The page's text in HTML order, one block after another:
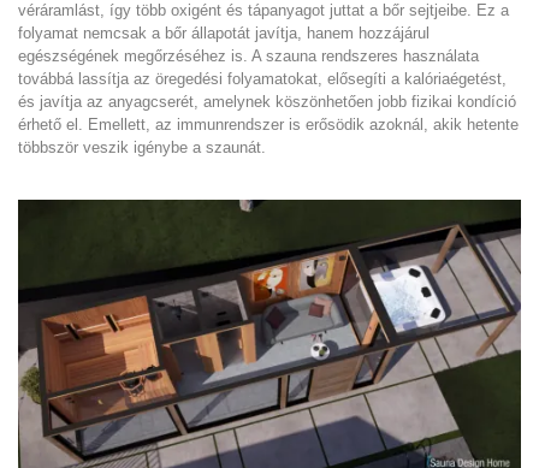
véráramlást, így több oxigént és tápanyagot juttat a bőr sejtjeibe. Ez a
folyamat nemcsak a bőr állapotát javítja, hanem hozzájárul
egészségének megőrzéséhez is. A szauna rendszeres használata
továbbá lassítja az öregedési folyamatokat, elősegíti a kalóriaégetést,
és javítja az anyagcserét, amelynek köszönhetően jobb fizikai kondíció
érhető el. Emellett, az immunrendszer is erősödik azoknál, akik hetente
többször veszik igénybe a szaunát.